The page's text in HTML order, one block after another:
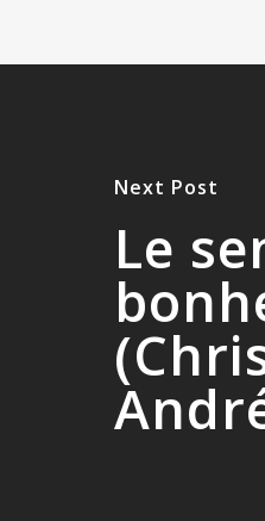
Next Post
Le